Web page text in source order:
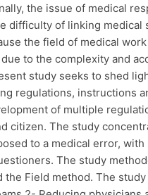
the issue of medical
difficulty of linking medical
the field of medical
to the complexity and
study seeks to shed
regulations, instructions
of multiple
citizen. The study
to a medical error, with
The study
Field method. The